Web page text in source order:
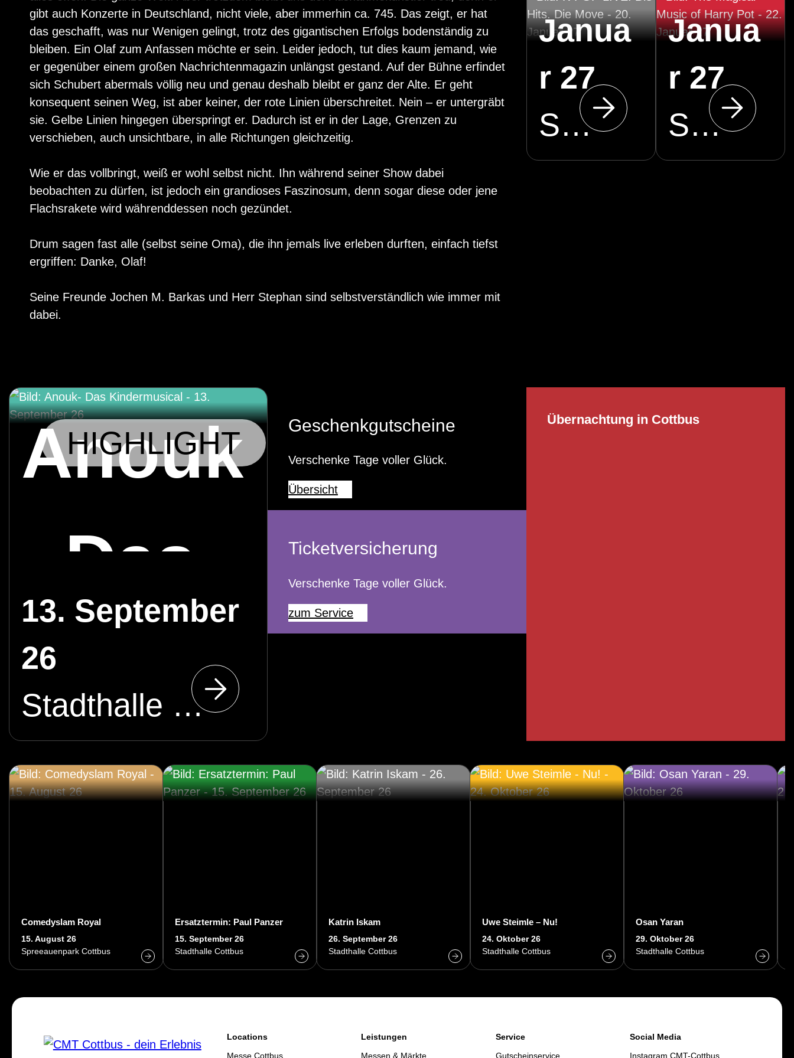
gibt auch Konzerte in Deutschland, nicht viele, aber immerhin ca. 745. Das zeigt, er hat
das geschafft, was nur Wenigen gelingt, trotz des gigantischen Erfolgs bodenständig zu
bleiben. Ein Olaf zum Anfassen möchte er sein. Leider jedoch, tut dies kaum jemand, wie
er gegenüber einem großen Nachrichtenmagazin unlängst gestand. Auf der Bühne erfindet
sich Schubert abermals völlig neu und genau deshalb bleibt er ganz der Alte. Er geht
konsequent seinen Weg, ist aber keiner, der rote Linien überschreitet. Nein – er untergräbt
sie. Gelbe Linien hingegen überspringt er. Dadurch ist er in der Lage, Grenzen zu
verschieben, auch unsichtbare, in alle Richtungen gleichzeitig.
Wie er das vollbringt, weiß er wohl selbst nicht. Ihn während seiner Show dabei
beobachten zu dürfen, ist jedoch ein grandioses Faszinosum, denn sogar diese oder jene
Flachsrakete wird währenddessen noch gezündet.
Drum sagen fast alle (selbst seine Oma), die ihn jemals live erleben durften, einfach tiefst
ergriffen: Danke, Olaf!
Seine Freunde Jochen M. Barkas und Herr Stephan sind selbstverständlich wie immer mit
dabei.
Janua
r 27
Stadthalle Cottbus
Janua
r 27
Stadthalle Cottbus
Übernachtung in Cottbus
Geschenkgutscheine
Verschenke Tage voller Glück.
Übersicht
Ticketversicherung
Verschenke Tage voller Glück.
zum Service
HIGHLIGHT
Anouk
- Das
Kinder
music
13. September
26
Stadthalle Cottbus
Comedyslam Royal
15. August 26
Spreeauenpark Cottbus
Ersatztermin: Paul Panzer
15. September 26
Stadthalle Cottbus
Katrin Iskam
26. September 26
Stadthalle Cottbus
Uwe Steimle – Nu!
24. Oktober 26
Stadthalle Cottbus
Osan Yaran
29. Oktober 26
Stadthalle Cottbus
Locations
Messe Cottbus
Leistungen
Messen & Märkte
Service
Gutscheinservice
Social Media
Instagram CMT-Cottbus